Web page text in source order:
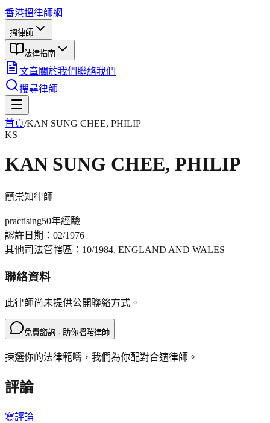
香港搵律師網
搵律師
法律指南
文章關於我們聯絡我們
搜尋律師
首頁/KAN SUNG CHEE, PHILIP
KS
KAN SUNG CHEE, PHILIP
簡崇知律師
practising50年經驗
認許日期： 02/1976
其他司法管轄區： 10/1984, ENGLAND AND WALES
聯絡資料
此律師尚未提供公開聯絡方式。
免費諮詢 · 助你搵啱律師
揀選你的法律範疇，我們為你配對合適律師。
評論
寫評論